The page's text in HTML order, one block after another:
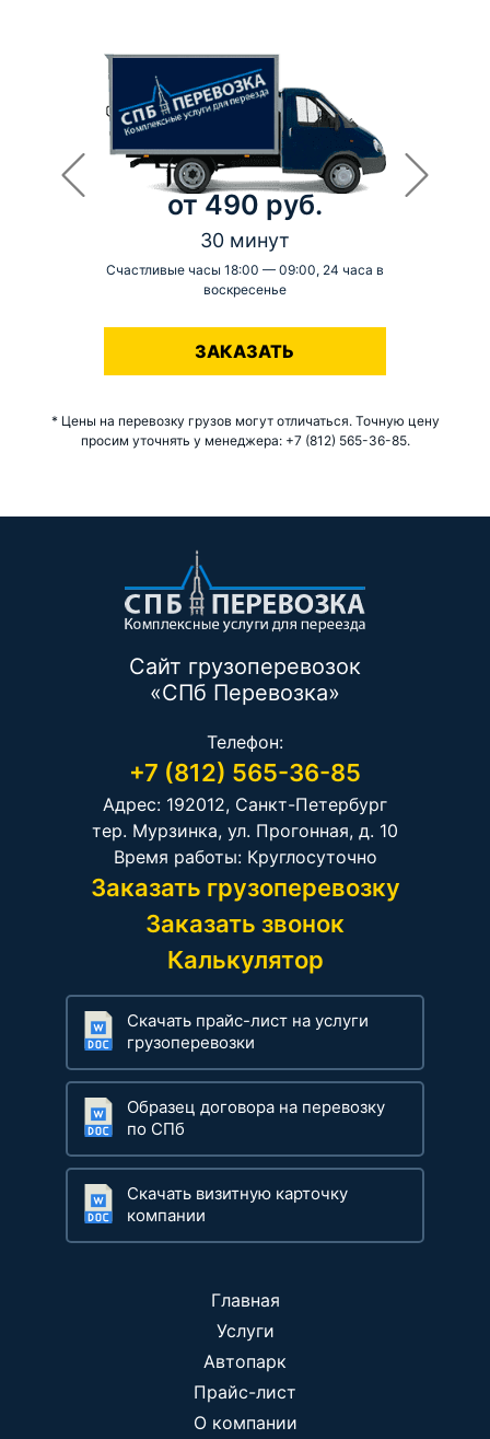
от 490 руб.
30 минут
Счастливые часы 18:00 — 09:00, 24 часа в
воскресенье
-
ЗАКАЗАТЬ
* Цены на перевозку грузов могут отличаться. Точную цену
просим уточнять у менеджера: +7 (812) 565-36-85.
Сайт грузоперевозок
«СПб Перевозка»
Телефон:
+7 (812) 565-36-85
Адрес: 192012, Санкт-Петербург
тер. Мурзинка, ул. Прогонная, д. 10
Время работы: Круглосуточно
Заказать грузоперевозку
Заказать звонок
Калькулятор
Скачать прайс-лист на услуги
грузоперевозки
Образец договора на перевозку
по СПб
Скачать визитную карточку
компании
Главная
Услуги
Автопарк
Прайс-лист
О компании